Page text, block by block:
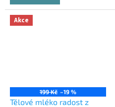
Akce
199 Kč –19 %
Tělové mléko radost z